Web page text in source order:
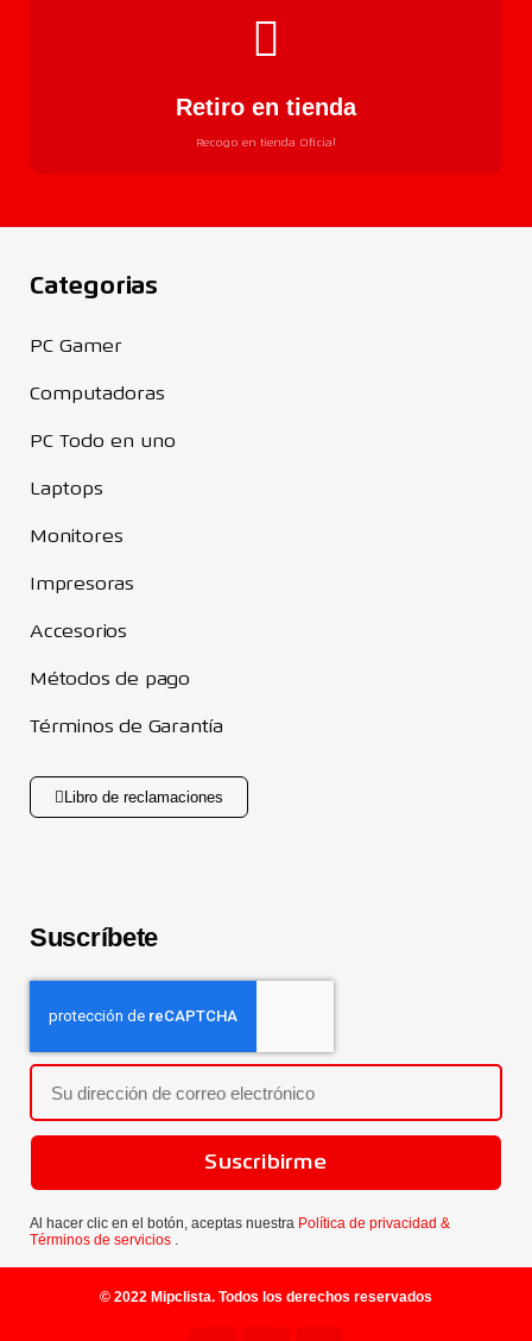
Retiro en tienda
Recogo en tienda Oficial
Categorias
PC Gamer
Computadoras
PC Todo en uno
Laptops
Monitores
Impresoras
Accesorios
Métodos de pago
Términos de Garantía
Libro de reclamaciones
Suscríbete
Suscribirme
Al hacer clic en el botón, aceptas nuestra Política de privacidad &
Términos de servicios .
© 2022 Mipclista. Todos los derechos reservados